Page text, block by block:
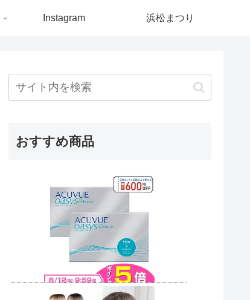
Instagram 浜松まつり
おすすめ商品